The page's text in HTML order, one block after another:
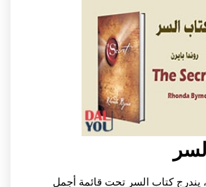
يندرج كتاب السر تحت قائمة أجمل